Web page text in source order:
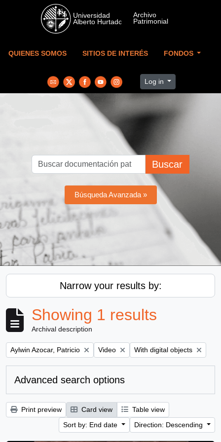
Skip to main content
QUIENES SOMOS SITIOS DE INTERÉS FONDOS
Log in
Buscar
Búsqueda Avanzada »
Narrow your results by:
Showing 1 results
Archival description
Remove filter:
Aylwin Azocar, Patricio Remove filter:
Video Remove filter:
With digital objects
Advanced search options
Print preview Card view
Table view
Sort by: End date
Direction: Descending